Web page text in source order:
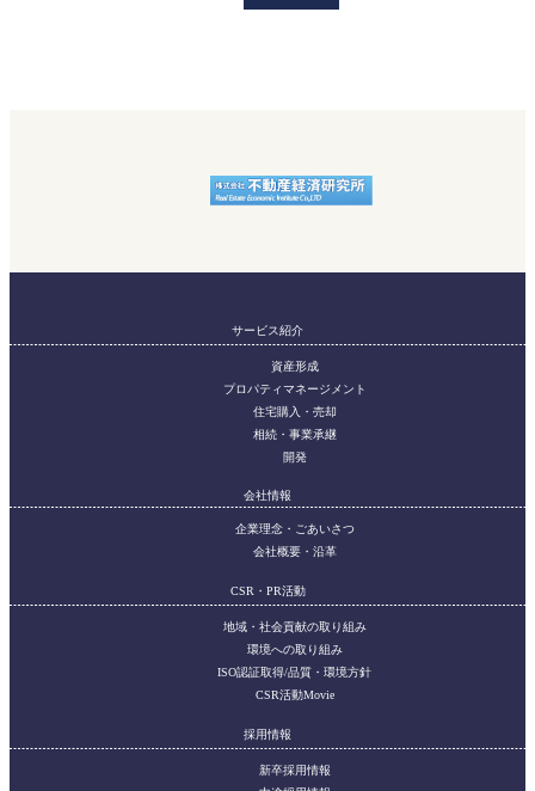
サービス紹介
資産形成
プロパティマネージメント
住宅購入・売却
相続・事業承継
開発
会社情報
企業理念・ごあいさつ
会社概要・沿革
CSR・PR活動
地域・社会貢献の取り組み
環境への取り組み
ISO認証取得/品質・環境方針
CSR活動Movie
採用情報
新卒採用情報